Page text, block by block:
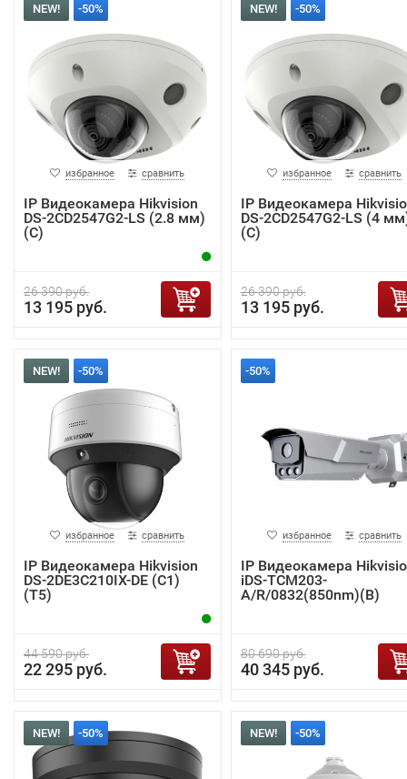
NEW! -50%
избранное сравнить
IP Видеокамера Hikvision
DS-2CD2547G2-LS (2.8 мм)
(C)
26 390 руб.
13 195 руб.
NEW! -50%
избранное сравнить
IP Видеокамера
DS-2CD2547G2-LS (4
(C)
26 390 руб.
13 195 руб.
NEW! -50%
избранное сравнить
IP Видеокамера Hikvision
DS-2DE3C210IX-DE (C1)
(T5)
44 590 руб.
22 295 руб.
-50%
избранное сравнить
IP Видеокамера
iDS-TCM203-
A/R/0832(850nm)(B)
80 690 руб.
40 345 руб.
NEW! -50% NEW! -50%